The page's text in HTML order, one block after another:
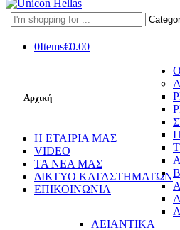
Search
here
0Items€0.00
Αρχική
Η ΕΤΑΙΡΙΑ ΜΑΣ
VIDEO
ΤΑ ΝΕΑ ΜΑΣ
ΔΙΚΤΥΟ ΚΑΤΑΣΤΗΜΑΤΩΝ
ΕΠΙΚΟΙΝΩΝΙΑ
ΛΕΙΑΝΤΙΚΑ